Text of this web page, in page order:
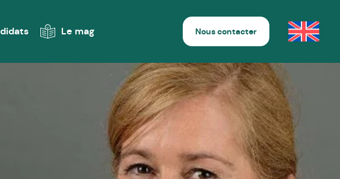
Le mag Nous contacter